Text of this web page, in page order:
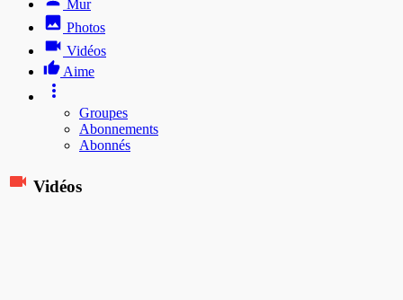
Mur
Photos
Vidéos
Aime
Groupes
Abonnements
Abonnés
Vidéos